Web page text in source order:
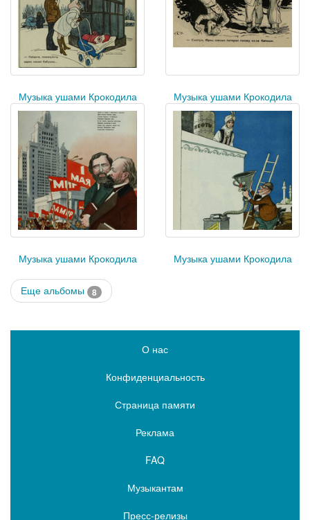
Музыка ушами Крокодила Музыка ушами Крокодила
Музыка ушами Крокодила Музыка ушами Крокодила
Еще альбомы 8
О нас
Конфиденциальность
Страница памяти
Реклама
FAQ
Музыкантам
Пресс-релизы